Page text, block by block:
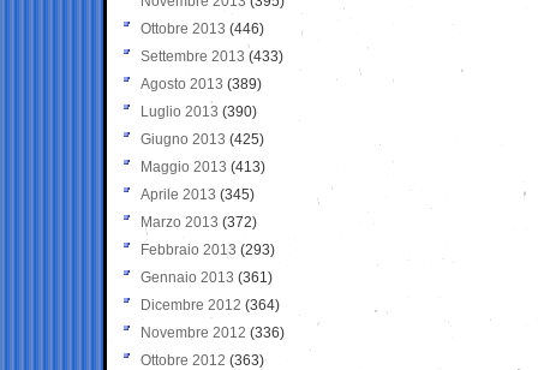
Ottobre 2013 (446)
Settembre 2013 (433)
Agosto 2013 (389)
Luglio 2013 (390)
Giugno 2013 (425)
Maggio 2013 (413)
Aprile 2013 (345)
Marzo 2013 (372)
Febbraio 2013 (293)
Gennaio 2013 (361)
Dicembre 2012 (364)
Novembre 2012 (336)
Ottobre 2012 (363)